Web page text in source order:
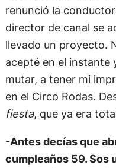
renunció la
director de canal se
llevado un proyecto.
acepté en el instante
mutar, a tener mi
en el Circo Rodas.
fiesta, que ya era
-Antes decías que
cumpleaños 59. Sos